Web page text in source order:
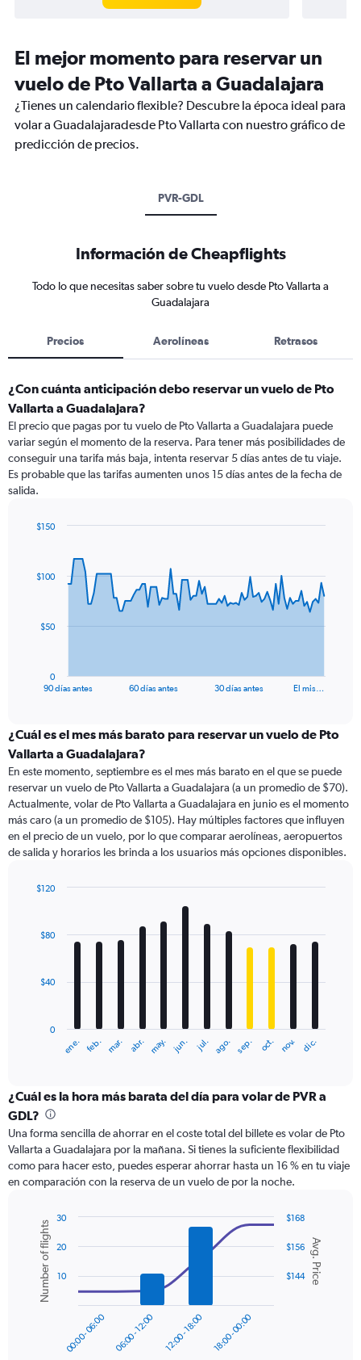
El mejor momento para reservar un
vuelo de Pto Vallarta a Guadalajara
¿Tienes un calendario flexible? Descubre la época ideal para
volar a Guadalajaradesde Pto Vallarta con nuestro gráfico de
predicción de precios.
PVR-GDL
Información de Cheapflights
Todo lo que necesitas saber sobre tu vuelo desde Pto Vallarta a
Guadalajara
Precios Aerolíneas Retrasos
¿Con cuánta anticipación debo reservar un vuelo de Pto
Vallarta a Guadalajara?
El precio que pagas por tu vuelo de Pto Vallarta a Guadalajara puede
variar según el momento de la reserva. Para tener más posibilidades de
conseguir una tarifa más baja, intenta reservar 5 días antes de tu viaje.
Es probable que las tarifas aumenten unos 15 días antes de la fecha de
salida.
data
The
categories.
Range:
categories.
The
chart
has
1
Y
displaying
90 días antes 60 días antes 30 días antes El mis…
0
$50
$100
$150
¿Cuál es el mes más barato para reservar un vuelo de Pto
Vallarta a Guadalajara?
En este momento, septiembre es el mes más barato en el que se puede
reservar un vuelo de Pto Vallarta a Guadalajara (a un promedio de $70).
Actualmente, volar de Pto Vallarta a Guadalajara en junio es el momento
más caro (a un promedio de $105). Hay múltiples factores que influyen
en el precio de un vuelo, por lo que comparar aerolíneas, aeropuertos
de salida y horarios les brinda a los usuarios más opciones disponibles.
with
The
categories.
Range:
12
categories.
The
chart
has
axis
displaying
values.
Range:
ene. feb. mar. abr. may. jun. jul. ago. sep. oct. nov. dic.
0
$40
$80
$120
¿Cuál es la hora más barata del día para volar de PVR a
GDL?
Una forma sencilla de ahorrar en el coste total del billete es volar de Pto
Vallarta a Guadalajara por la mañana. Si tienes la suficiente flexibilidad
como para hacer esto, puedes esperar ahorrar hasta un 16 % en tu viaje
en comparación con la reserva de un vuelo de por la noche.
Combination
chart
with
data
series.
Chart
graphic.
Avg. Price
Number of flights
00:00 - 06:00 06:00 - 12:00 12:00 - 18:00 18:00 - 00:00
$144
$156
$168
10
20
30